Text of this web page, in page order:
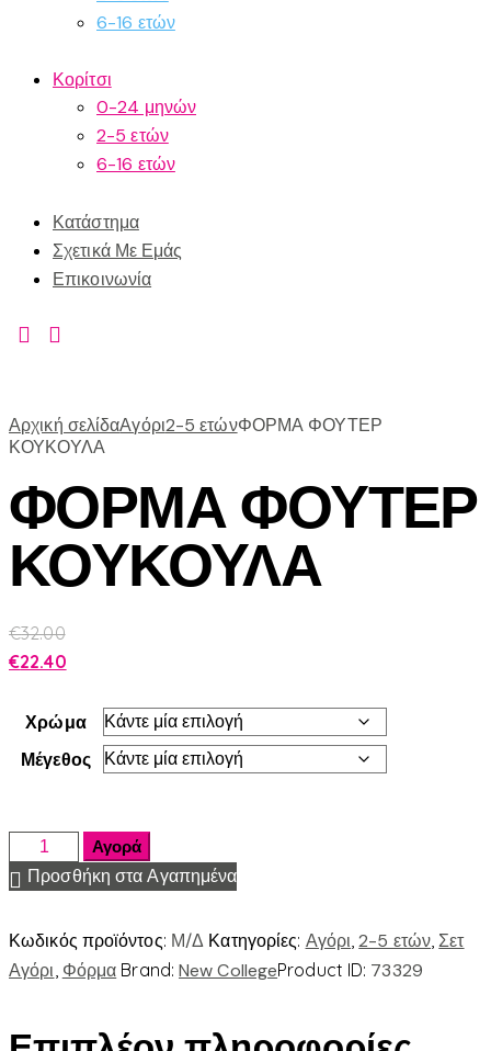
6-16 ετών
Κορίτσι
0-24 μηνών
2-5 ετών
6-16 ετών
Κατάστημα
Σχετικά Με Εμάς
Επικοινωνία
Αρχική σελίδαΑγόρι2-5 ετώνΦΟΡΜΑ ΦΟΥΤΕΡ
ΚΟΥΚΟΥΛΑ
ΦΟΡΜΑ ΦΟΥΤΕΡ
ΚΟΥΚΟΥΛΑ
€32.00
€22.40
Χρώμα
Μέγεθος
Αγορά
Προσθήκη στα Αγαπημένα
Κωδικός προϊόντος: Μ/Δ Κατηγορίες: Αγόρι,2-5 ετών,Σετ
Αγόρι, Φόρμα Brand:New CollegeProduct ID: 73329